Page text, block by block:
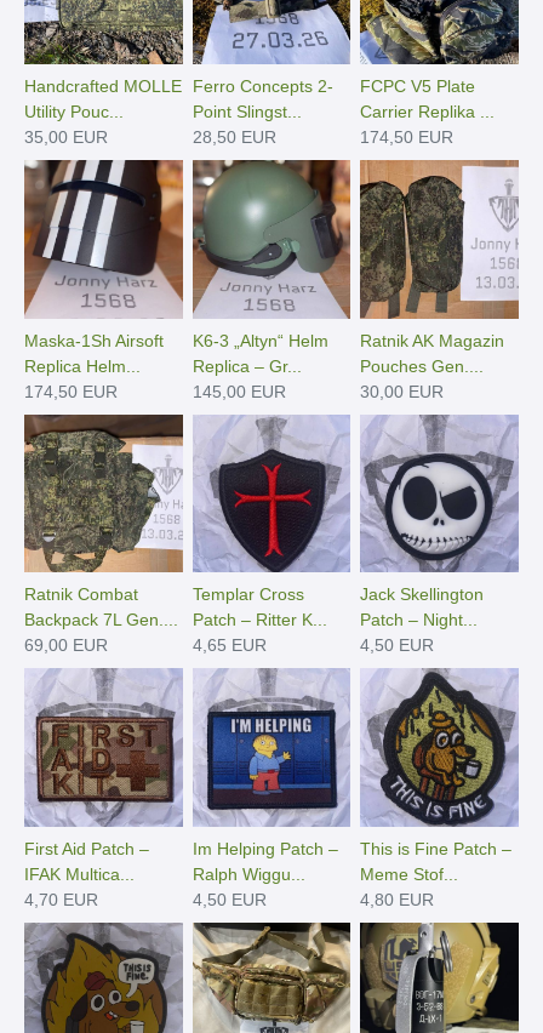
Handcrafted MOLLE
Utility Pouc...
35,00 EUR
Ferro Concepts 2-
Point Slingst...
28,50 EUR
FCPC V5 Plate
Carrier Replika ...
174,50 EUR
Maska-1Sh Airsoft
Replica Helm...
174,50 EUR
K6-3 „Altyn“ Helm
Replica – Gr...
145,00 EUR
Ratnik AK Magazin
Pouches Gen....
30,00 EUR
Ratnik Combat
Backpack 7L Gen....
69,00 EUR
Templar Cross
Patch – Ritter K...
4,65 EUR
Jack Skellington
Patch – Night...
4,50 EUR
First Aid Patch –
IFAK Multica...
4,70 EUR
Im Helping Patch –
Ralph Wiggu...
4,50 EUR
This is Fine Patch –
Meme Stof...
4,80 EUR